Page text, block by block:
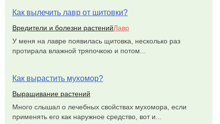
Как вылечить лавр от щитовки?
Вредители и болезни растенийЛавр
У меня на лавре появилась щитовка, несколько раз
протирала влажной тряпочкою и потом...
Как вырастить мухомор?
Выращивание растений
Много слышал о лечебных свойствах мухомора, если
применять его как наружное средство, вот и...